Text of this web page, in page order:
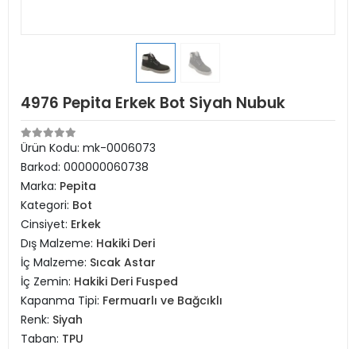
4976 Pepita Erkek Bot Siyah Nubuk
Ürün Kodu: mk-0006073
Barkod: 000000060738
Marka: Pepita
Kategori: Bot
Cinsiyet: Erkek
Dış Malzeme: Hakiki Deri
İç Malzeme: Sıcak Astar
İç Zemin: Hakiki Deri Fusped
Kapanma Tipi: Fermuarlı ve Bağcıklı
Renk: Siyah
Taban: TPU